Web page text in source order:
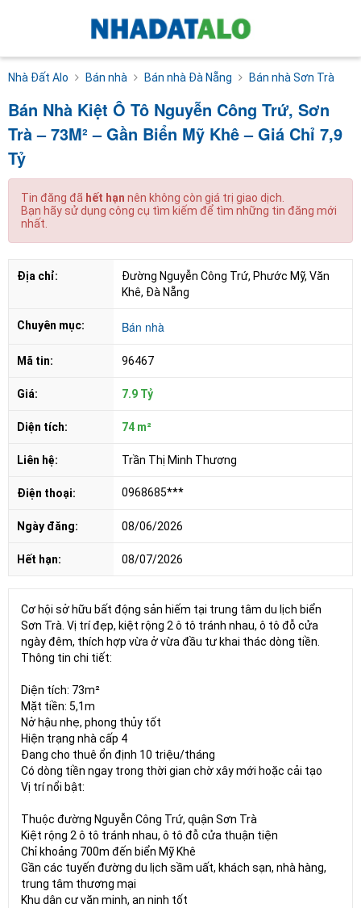
Nhà Đất Alo Bán nhà Bán nhà Đà Nẵng Bán nhà Sơn Trà
Bán Nhà Kiệt Ô Tô Nguyễn Công Trứ, Sơn
Trà – 73M² – Gần Biển Mỹ Khê – Giá Chỉ 7,9
Tỷ
Tin đăng đã hết hạn nên không còn giá trị giao dịch.
Bạn hãy sử dụng công cụ tìm kiếm để tìm những tin đăng mới
nhất.
Địa chỉ:
Đường Nguyễn Công Trứ, Phước Mỹ, Văn
Khê, Đà Nẵng
Chuyên mục: Bán nhà
Mã tin: 96467
Giá: 7.9 Tỷ
Diện tích: 74 m²
Liên hệ: Trần Thị Minh Thương
Điện thoại: 0968685***
Ngày đăng: 08/06/2026
Hết hạn: 08/07/2026
Cơ hội sở hữu bất động sản hiếm tại trung tâm du lịch biển
Sơn Trà. Vị trí đẹp, kiệt rộng 2 ô tô tránh nhau, ô tô đỗ cửa
ngày đêm, thích hợp vừa ở vừa đầu tư khai thác dòng tiền.
Thông tin chi tiết:
Diện tích: 73m²
Mặt tiền: 5,1m
Nở hậu nhẹ, phong thủy tốt
Hiện trạng nhà cấp 4
Đang cho thuê ổn định 10 triệu/tháng
Có dòng tiền ngay trong thời gian chờ xây mới hoặc cải tạo
Vị trí nổi bật:
Thuộc đường Nguyễn Công Trứ, quận Sơn Trà
Kiệt rộng 2 ô tô tránh nhau, ô tô đỗ cửa thuận tiện
Chỉ khoảng 700m đến biển Mỹ Khê
Gần các tuyến đường du lịch sầm uất, khách sạn, nhà hàng,
trung tâm thương mại
Khu dân cư văn minh, an ninh tốt